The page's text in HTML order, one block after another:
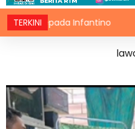
TERKINI
Infantino MotoGP: